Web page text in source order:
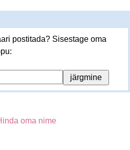
postitada? Sisestage oma
oma nime